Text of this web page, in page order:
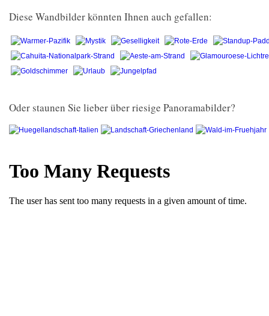
Diese Wandbilder könnten Ihnen auch gefallen:
Oder staunen Sie lieber über riesige Panoramabilder?